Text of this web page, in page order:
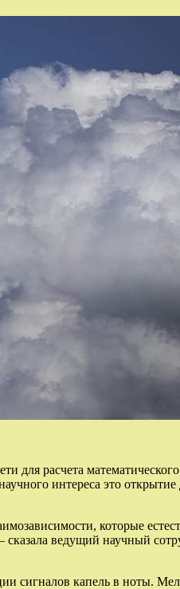
расчета
интереса это
которые
сказала ведущий научный
сигналов капель в ноты.